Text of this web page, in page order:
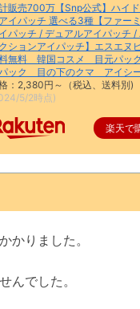
販売700万【Snp公式】ハイ
イパッチ 選べる3種【ファー
パッチ / デュアルアイパッチ /
ションアイパッチ】エスエ
無料 韓国コスメ 目元パッ
ック 目の下のクマ アイシ
：2,380円～（税込、送料別)
5/2時点)
楽天で
かりました。
んでした。